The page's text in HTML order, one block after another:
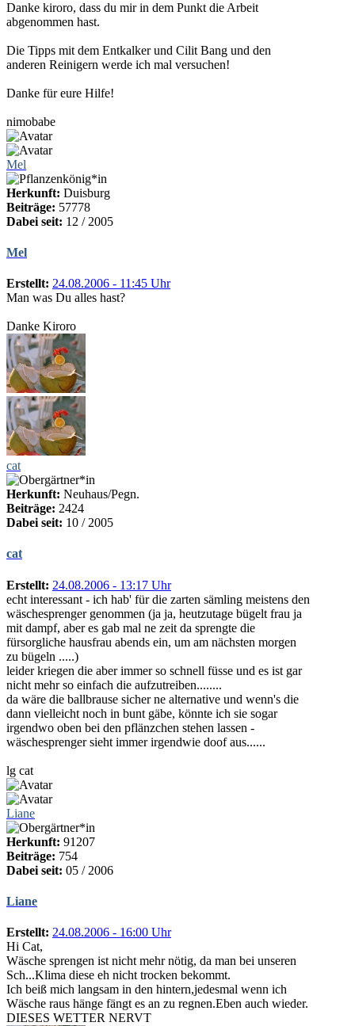
Danke kiroro, dass du mir in dem Punkt die Arbeit
abgenommen hast.
Die Tipps mit dem Entkalker und Cilit Bang und den
anderen Reinigern werde ich mal versuchen!
Danke für eure Hilfe!
nimobabe
Mel
Herkunft: Duisburg
Beiträge: 57778
Dabei seit: 12 / 2005
Mel
Erstellt: 24.08.2006 - 11:45 Uhr
Man was Du alles hast?
Danke Kiroro
cat
Herkunft: Neuhaus/Pegn.
Beiträge: 2424
Dabei seit: 10 / 2005
cat
Erstellt: 24.08.2006 - 13:17 Uhr
echt interessant - ich hab' für die zarten sämling meistens den
wäschesprenger genommen (ja ja, heutzutage bügelt frau ja
mit dampf, aber es gab mal ne zeit da sprengte die
fürsorgliche hausfrau abends ein, um am nächsten morgen
zu bügeln .....)
leider kriegen die aber immer so schnell füsse und es ist gar
nicht mehr so einfach die aufzutreiben........
da wäre die ballbrause sicher ne alternative und wenn's die
dann vielleicht noch in bunt gäbe, könnte ich sie sogar
irgendwo oben bei den pflänzchen stehen lassen -
wäschesprenger sieht immer irgendwie doof aus......
lg cat
Liane
Herkunft: 91207
Beiträge: 754
Dabei seit: 05 / 2006
Liane
Erstellt: 24.08.2006 - 16:00 Uhr
Hi Cat,
Wäsche sprengen ist nicht mehr nötig, da man bei unseren
Sch...Klima diese eh nicht trocken bekommt.
Ich beiß mich langsam in den hintern,jedesmal wenn ich
Wäsche raus hänge fängt es an zu regnen.Eben auch wieder.
DIESES WETTER NERVT